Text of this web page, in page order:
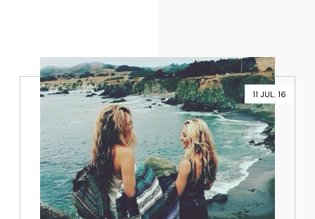
11 JUL. 16